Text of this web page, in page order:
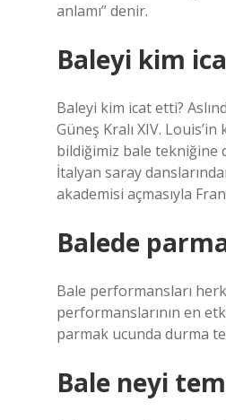
anlamı” denir.
Baleyi kim
Baleyi kim icat etti?
Güneş Kralı XIV.
bildiğimiz bale tekniğine
İtalyan saray
akademisi açmasıyla
Balede
Bale performansları
performanslarının en
parmak ucunda durma
Bale neyi